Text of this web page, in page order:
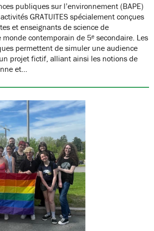
publiques sur l’environnement (BAPE)
GRATUITES spécialement conçues
et enseignants de science de
monde contemporain de 5ᵉ secondaire. Les
permettent de simuler une audience
projet fictif, alliant ainsi les notions de
et…